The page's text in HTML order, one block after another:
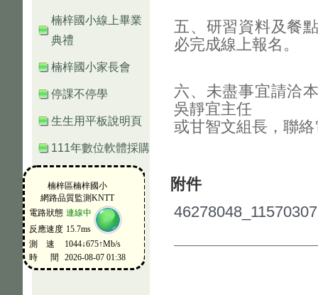
楠梓國小線上畢業
典禮
楠梓國小家長會
停課不停學
生生用平板說明頁
111年數位軟體採購
五、研習資料及餐
必完成線上報名。
六、未盡事宜請洽
吳靜宜主任
或甘智文組長，聯
附件